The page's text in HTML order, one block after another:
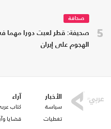
5
صحافة
صحيفة: قطر لعبت دورا مهما
الهجوم على إيران
الأخبار
سياسة
تغطيات
آراء
كتاب
قضايا